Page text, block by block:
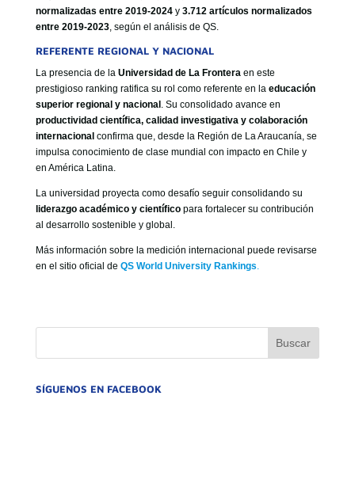
normalizadas entre 2019-2024y 3.712 artículos normalizados
entre 2019-2023, según el análisis de QS.
REFERENTE REGIONAL Y NACIONAL
La presencia de la Universidad de La Fronteraen este
prestigioso ranking ratifica su rol como referente en la educación
superior regional y nacional . Su consolidado avance en
productividad científica, calidad investigativa y colaboración
internacional confirma que, desde la Región de La Araucanía, se
impulsa conocimiento de clase mundial con impacto en Chile y
en América Latina.
La universidad proyecta como desafío seguir consolidando su
liderazgo académico y científicopara fortalecer su contribución
al desarrollo sostenible y global.
Más información sobre la medición internacional puede revisarse
en el sitio oficial de QS World University Rankings.
SÍGUENOS EN FACEBOOK